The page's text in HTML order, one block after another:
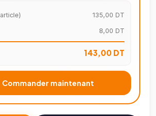
article) 135,00 DT
8,00 DT
143,00 DT
Commander maintenant